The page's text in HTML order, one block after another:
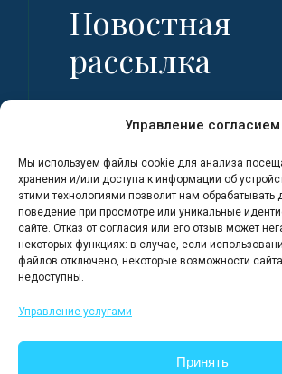
Управление согласием
Мы используем файлы cookie для анализа
хранения и/или доступа к информации об
этими технологиями позволит нам обрабатывать
поведение при просмотре или уникальные
сайте. Отказ от согласия или его отзыв может
некоторых функциях: в случае, если
файлов отключено, некоторые возможности
недоступны.
Управление услугами
Принять
Новостная
рассылка
Фамилия
Адрес электронной почты
ознакомившись с Политикой